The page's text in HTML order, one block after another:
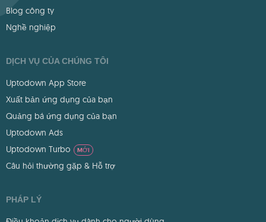
Blog công ty
Nghề nghiệp
DỊCH VỤ CỦA CHÚNG TÔI
Uptodown App Store
Xuất bản ứng dụng của bạn
Quảng bá ứng dụng của bạn
Uptodown Ads
Uptodown Turbo
MỚI
Câu hỏi thường gặp & Hỗ trợ
PHÁP LÝ